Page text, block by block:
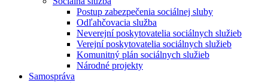
Postup zabezpečenia sociálnej sluby
Odľahčovacia služba
Neverejní poskytovatelia sociálnych služieb
Verejní poskytovatelia sociálnych služieb
Komunitný plán sociálnych služieb
Národné projekty
Samospráva